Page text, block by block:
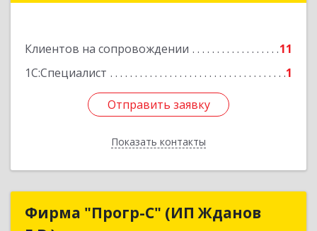
Клиентов на сопровождении
11
1С:Специалист
1
Отправить заявку
Показать контакты
Отправить заявку
Назад
Фирма "Прогр-С" (ИП Жданов
Фирма "Прогр-С" (ИП Жданов